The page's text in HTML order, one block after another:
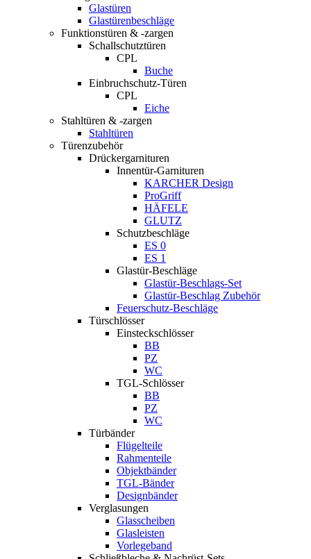
Glastüren
Glastürenbeschläge
Funktionstüren & -zargen
Schallschutztüren
CPL
Buche
Einbruchschutz-Türen
CPL
Eiche
Stahltüren & -zargen
Stahltüren
Türenzubehör
Drückergarnituren
Innentür-Garnituren
KARCHER Design
ProGriff
HÄFELE
GLUTZ
Schutzbeschläge
ES 0
ES 1
Glastür-Beschläge
Glastür-Beschlags-Set
Glastür-Beschlag Zubehör
Feuerschutz-Beschläge
Türschlösser
Einsteckschlösser
BB
PZ
WC
TGL-Schlösser
BB
PZ
WC
Türbänder
Flügelteile
Rahmenteile
Objektbänder
TGL-Bänder
Designbänder
Verglasungen
Glasscheiben
Glasleisten
Vorlegeband